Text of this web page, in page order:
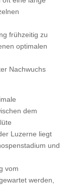
frühzeitig zu
optimalen
Nachwuchs
dem
Luzerne liegt
und
vom
werden,